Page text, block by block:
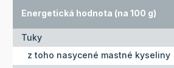
Energetická hodnota (na 100 g)
Tuky
z toho nasycené mastné kyseliny